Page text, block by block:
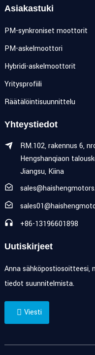
Asiakastuki
PM-synkroniset moottorit
PM-askelmoottori
Hybridi-askelmoottorit
Yritysprofiili
Räätälöintisuunnittelu
Yhteystiedot
RM.102, rakennus 6,
Hengshanqiaon
Jiangsu, Kiina
+86-13196601898
Uutiskirjeet
Anna sähköpostiosoitteesi,
tiedot suunnitelmista.
Viesti